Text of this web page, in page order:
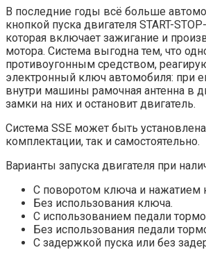
В последние годы всё больше
кнопкой пуска двигателя START-
которая включает зажигание и
мотора. Система выгодна тем, что
противоугонным средством,
электронный ключ автомобиля: при
внутри машины рамочная антенна в
замки на них и остановит двигатель.
Система SSE может быть
комплектации, так и самостоятельно.
Варианты запуска двигателя при
С поворотом ключа и нажатием
Без использования ключа.
С использованием педали
Без использования педали
С задержкой пуска или без